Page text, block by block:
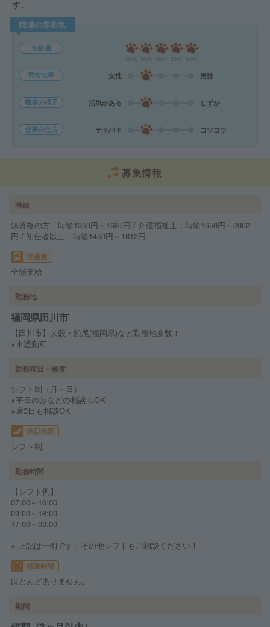
す。
職場の雰囲気
年齢層
男女比率 女性 男性
職場の様子 活気がある しずか
仕事の仕方 テキパキ コツコツ
募集情報
時給
無資格の方：時給1350円～1687円 / 介護福祉士：時給1650円～2062
円 / 初任者以上：時給1450円～1812円
交通費
全額支給
勤務地
福岡県田川市
【田川市】大藪・船尾(福岡県)など勤務地多数！
※車通勤可
勤務曜日・頻度
シフト制（月～日）
※平日のみなどの相談もOK
※週3日も相談OK
休日休暇
シフト制
勤務時間
【シフト例】
07:00～16:00
09:00～18:00
17:00～09:00
※ 上記は一例です！その他シフトもご相談ください！
残業時間
ほとんどありません。
期間